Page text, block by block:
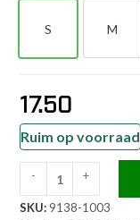
S
S
M
M
17.50
Ruim op voorraad
TEN
- +
SKU: 9138-1003